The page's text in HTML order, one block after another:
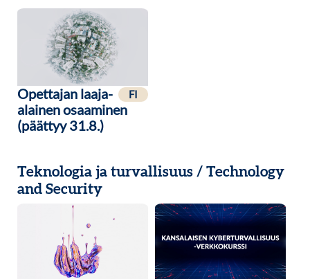
FI
Opettajan laaja-
alainen osaaminen
(päättyy 31.8.)
Teknologia ja turvallisuus / Technology
and Security